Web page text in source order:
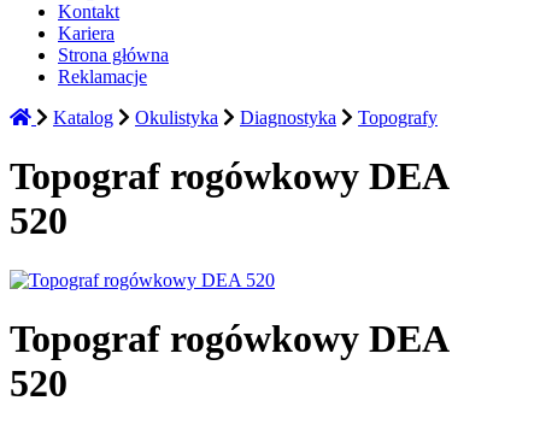
Kontakt
Kariera
Strona główna
Reklamacje
Katalog
Okulistyka Diagnostyka Topografy
Topograf rogówkowy DEA
520
Topograf rogówkowy DEA
520